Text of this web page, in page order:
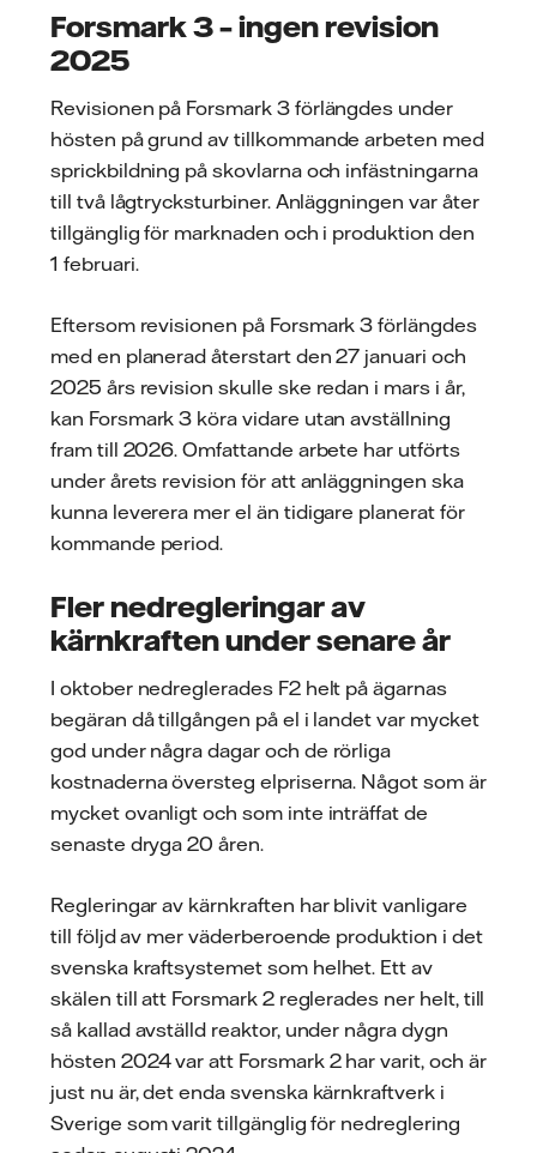
Forsmark 3 – ingen revision
2025
Revisionen på Forsmark 3 förlängdes under
hösten på grund av tillkommande arbeten med
sprickbildning på skovlarna och infästningarna
till två lågtrycksturbiner. Anläggningen var åter
tillgänglig för marknaden och i produktion den
1 februari.
Eftersom revisionen på Forsmark 3 förlängdes
med en planerad återstart den 27 januari och
2025 års revision skulle ske redan i mars i år,
kan Forsmark 3 köra vidare utan avställning
fram till 2026. Omfattande arbete har utförts
under årets revision för att anläggningen ska
kunna leverera mer el än tidigare planerat för
kommande period.
Fler nedregleringar av
kärnkraften under senare år
I oktober nedreglerades F2 helt på ägarnas
begäran då tillgången på el i landet var mycket
god under några dagar och de rörliga
kostnaderna översteg elpriserna. Något som är
mycket ovanligt och som inte inträffat de
senaste dryga 20 åren.
Regleringar av kärnkraften har blivit vanligare
till följd av mer väderberoende produktion i det
svenska kraftsystemet som helhet. Ett av
skälen till att Forsmark 2 reglerades ner helt, till
så kallad avställd reaktor, under några dygn
hösten 2024 var att Forsmark 2 har varit, och är
just nu är, det enda svenska kärnkraftverk i
Sverige som varit tillgänglig för nedreglering